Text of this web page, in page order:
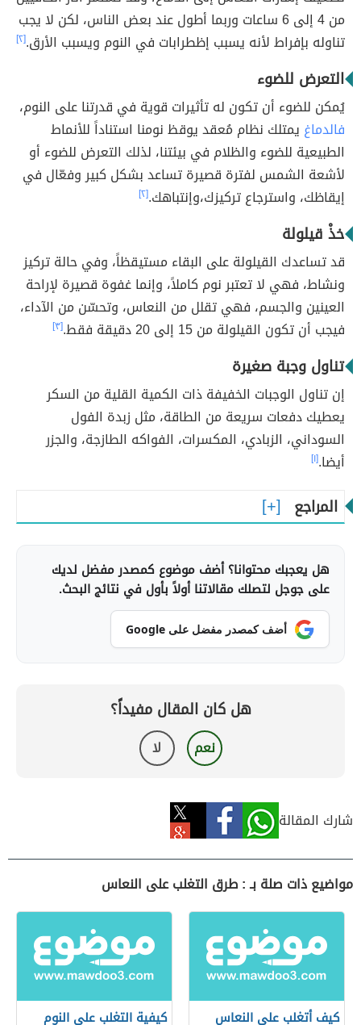
من 4 إلى 6 ساعات وربما أطول عند بعض الناس، لكن لا يجب
تناوله بإفراط لأنه يسبب إظطرابات في النوم ويسبب الأرق.[٢]
التعرض للضوء
يُمكن للضوء أن تكون له تأثيرات قوية في قدرتنا على النوم،
فالدماغ يمتلك نظام مُعقد يوقظ نومنا استناداً للأنماط
الطبيعية للضوء والظلام في بيئتنا، لذلك التعرض للضوء أو
لأشعة الشمس لفترة قصيرة تساعد بشكل كبير وفعّال في
إيقاظك، واسترجاع تركيزك،وإنتباهك.[٢]
خذْ قيلولة
قد تساعدك القيلولة على البقاء مستيقظاً، وفي حالة تركيز
ونشاط، فهي لا تعتبر نوم كاملاً، وإنما غفوة قصيرة لإراحة
العينين والجسم، فهي تقلل من النعاس، وتحسّن من الآداء،
فيجب أن تكون القيلولة من 15 إلى 20 دقيقة فقط.
[٣]
تناول وجبة صغيرة
إن تناول الوجبات الخفيفة ذات الكمية القلية من السكر
يعطيك دفعات سريعة من الطاقة، مثل زبدة الفول
السوداني، الزبادي، المكسرات، الفواكه الطازجة، والجزر
أيضا.[١]
المراجع
هل يعجبك محتوانا؟ أضف موضوع كمصدر مفضل لديك
على جوجل لتصلك مقالاتنا أولاً بأول في نتائج البحث.
أضف كمصدر مفضل على Google
هل كان المقال مفيداً؟
نعم لا
شارك المقالة
مواضيع ذات صلة بـ : طرق التغلب على النعاس
كيف أتغلب على النعاس كيفية التغلب على النوم